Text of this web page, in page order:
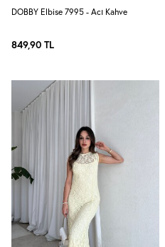
DOBBY Elbise 7995 - Acı Kahve
849,90 TL